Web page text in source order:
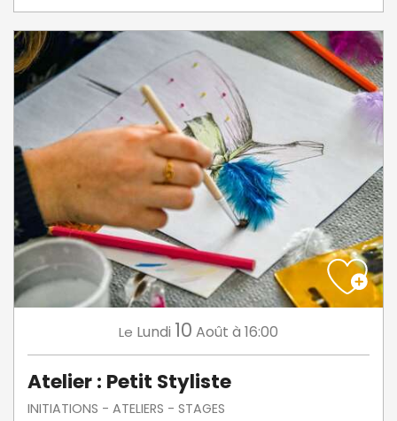
Le Lundi 10 Août à 16:00
Atelier : Petit Styliste
INITIATIONS - ATELIERS - STAGES